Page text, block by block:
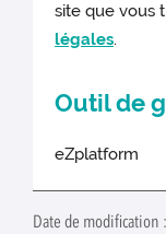
site que vous
légales.
Outil de
eZplatform
Date de